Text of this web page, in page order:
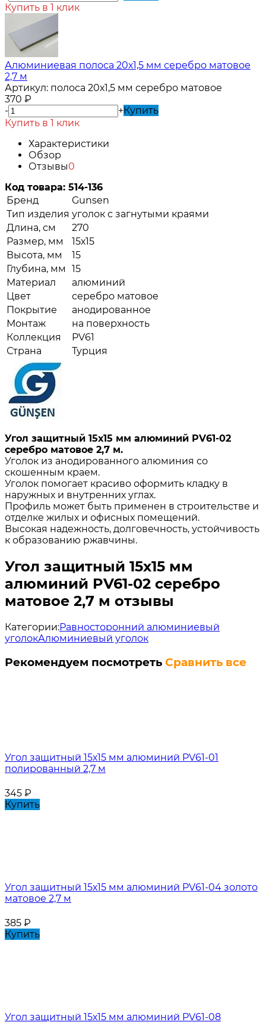
Купить в 1 клик
Алюминиевая полоса 20х1,5 мм серебро матовое
2,7 м
Артикул: полоса 20х1,5 мм серебро матовое
370 ₽
-
+ Купить
Купить в 1 клик
Характеристики
Обзор
Отзывы0
Код товара: 514-136
Бренд
Gunsen
Тип изделия уголок с загнутыми краями
Длина, см
270
Размер, мм
15х15
Высота, мм
15
Глубина, мм
15
Материал
алюминий
Цвет
серебро матовое
Покрытие
анодированное
Монтаж
на поверхность
Коллекция
PV61
Страна
Турция
Угол защитный 15х15 мм алюминий PV61-02
серебро матовое 2,7 м.
Уголок из анодированного алюминия со
скошенным краем.
Уголок помогает красиво оформить кладку в
наружных и внутренних углах.
Профиль может быть применен в строительстве и
отделке жилых и офисных помещений.
Высокая надежность, долговечность, устойчивость
к образованию ржавчины.
Угол защитный 15х15 мм
алюминий PV61-02 серебро
матовое 2,7 м отзывы
Категории:Равносторонний алюминиевый
уголокАлюминиевый уголок
Рекомендуем посмотреть Сравнить все
Угол защитный 15х15 мм алюминий PV61-01
полированный 2,7 м
345 ₽
Купить
Угол защитный 15х15 мм алюминий PV61-04 золото
матовое 2,7 м
385 ₽
Купить
Угол защитный 15х15 мм алюминий PV61-08